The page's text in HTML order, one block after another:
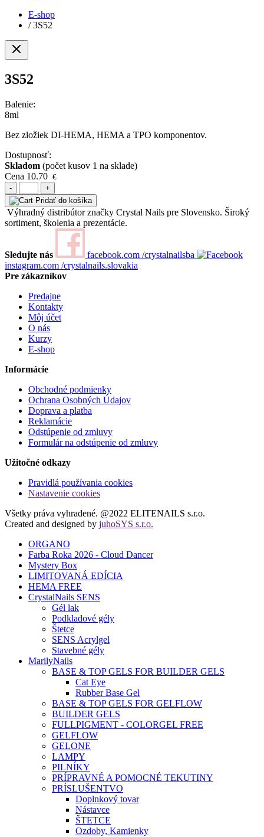
E-shop
/ 3S52
3S52
Balenie:
8ml
Bez zložiek DI-HEMA, HEMA a TPO komponentov.
Dostupnosť:
Skladom (počet kusov 1 na sklade)
Cena 10.70 €
-
+
Pridať do košíka
Výhradný distribútor značky Crystal Nails pre Slovensko. Široký
sortiment, školenia a prezentácie.
Sledujte nás facebook.com /crystalnailsba
instagram.com /crystalnails.slovakia
Pre zákazníkov
Predajne
Kontakty
Môj účet
O nás
Kurzy
E-shop
Informácie
Obchodné podmienky
Ochrana Osobných Údajov
Doprava a platba
Reklamácie
Odstúpenie od zmluvy
Formulár na odstúpenie od zmluvy
Užitočné odkazy
Pravidlá používania cookies
Nastavenie cookies
Všetky práva vyhradené. @2022 ELITENAILS s.r.o.
Created and designed by juhoSYS s.r.o.
ORGANO
Farba Roka 2026 - Cloud Dancer
Mystery Box
LIMITOVANÁ EDÍCIA
HEMA FREE
CrystalNails SENS
Gél lak
Podkladové gély
Štetce
SENS Acrylgel
Stavebné gély
MarilyNails
BASE & TOP GELS FOR BUILDER GELS
Cat Eye
Rubber Base Gel
BASE & TOP GELS FOR GELFLOW
BUILDER GELS
FULLPIGMENT - COLORGEL FREE
GELFLOW
GELONE
LAMPY
PILNÍKY
PRÍPRAVNÉ A POMOCNÉ TEKUTINY
PRÍSLUŠENTVO
Doplnkový tovar
Nástavce
ŠTETCE
Ozdoby, Kamienky